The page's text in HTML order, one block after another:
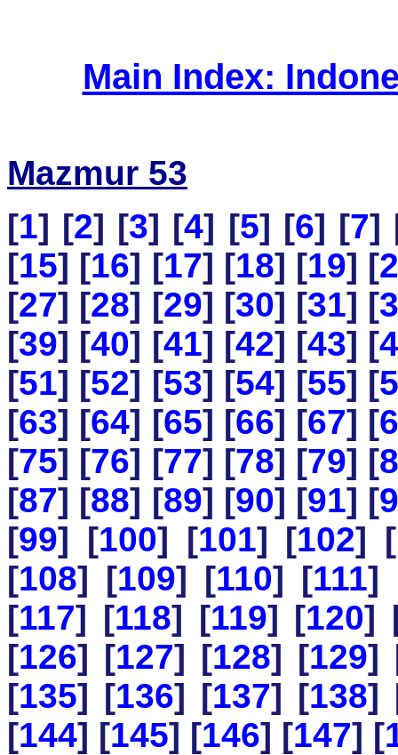
Main Index:
Mazmur 53
[1] [2] [3] [4] [5] [6] [7]
[15] [16] [17] [18] [19] [
[27] [28] [29] [30] [31] [
[39] [40] [41] [42] [43] [
[51] [52] [53] [54] [55] [
[63] [64] [65] [66] [67] [
[75] [76] [77] [78] [79] [
[87] [88] [89] [90] [91] [
[99] [100] [101] [102] [
[108] [109] [110] [111]
[117] [118] [119] [120]
[126] [127] [128] [129]
[135] [136] [137] [138]
[144] [145] [146] [147] [